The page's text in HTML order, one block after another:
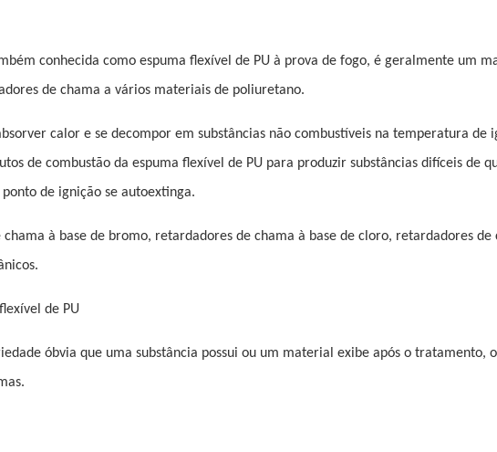
conhecida como espuma flexível de PU à prova de fogo, é geralmente um
de chama a vários materiais de poliuretano.
calor e se decompor em substâncias não combustíveis na temperatura de
de combustão da espuma flexível de PU para produzir substâncias difíceis de
de ignição se autoextinga.
à base de bromo, retardadores de chama à base de cloro, retardadores de
de PU
óbvia que uma substância possui ou um material exibe após o tratamento,